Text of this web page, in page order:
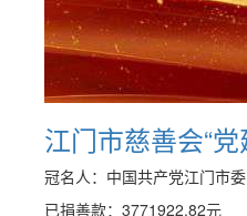
江门市慈善会“
冠名人：中国共产党江门市
已捐善款： 3771922.82元